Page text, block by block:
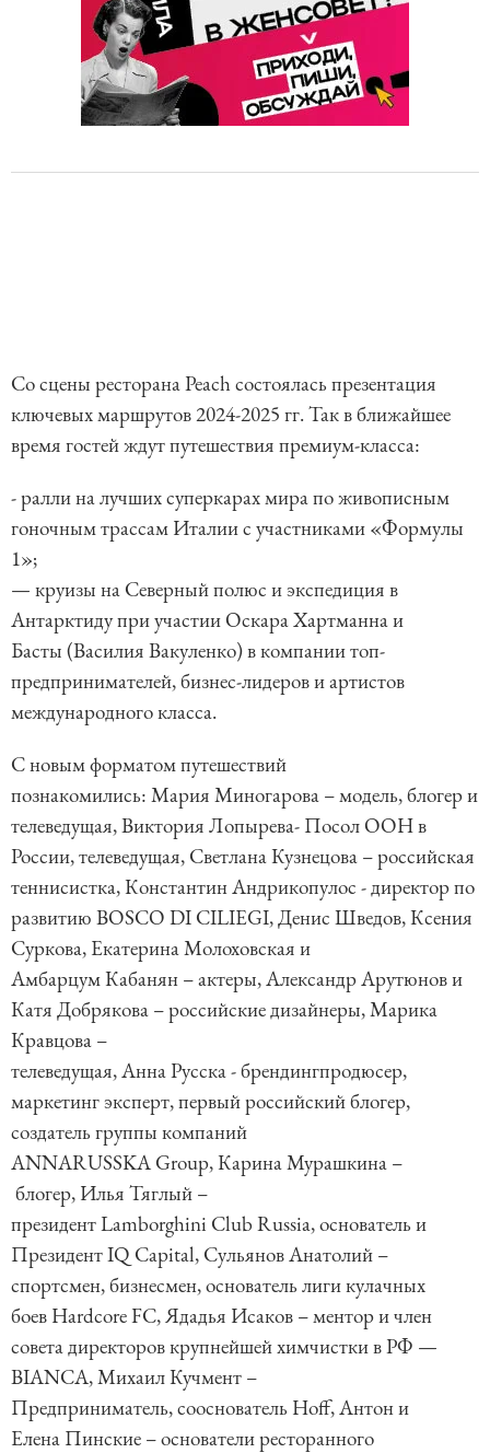
Со сцены ресторана Peach состоялась презентация
ключевых маршрутов 2024-2025 гг. Так в ближайшее
время гостей ждут путешествия премиум-класса:
- ралли на лучших суперкарах мира по живописным
гоночным трассам Италии с участниками «Формулы
1»;
— круизы на Северный полюс и экспедиция в
Антарктиду при участии Оскара Хартманна и
Басты (Василия Вакуленко) в компании топ-
предпринимателей, бизнес-лидеров и артистов
международного класса.
С новым форматом путешествий
познакомились: Мария Миногарова – модель, блогер и
телеведущая, Виктория Лопырева- Посол ООН в
России, телеведущая, Светлана Кузнецова – российская
теннисистка, Константин Андрикопулос - директор по
развитию BOSCO DI CILIEGI, Денис Шведов, Ксения
Суркова, Екатерина Молоховская и
Амбарцум Кабанян – актеры, Александр Арутюнов и
Катя Добрякова – российские дизайнеры, Марика
Кравцова –
телеведущая, Анна Русска - брендингпродюсер,
маркетинг эксперт, первый российский блогер,
создатель группы компаний
ANNARUSSKA Group, Карина Мурашкина –
блогер, Илья Тяглый –
президент Lamborghini Club Russia, основатель и
Президент IQ Capital, Сульянов Анатолий –
спортсмен, бизнесмен, основатель лиги кулачных
боев Hardcore FC, Ядадья Исаков – ментор и член
совета директоров крупнейшей химчистки в РФ —
BIANCA, Михаил Кучмент –
Предприниматель, сооснователь Hoff, Антон и
Елена Пинские – основатели ресторанного